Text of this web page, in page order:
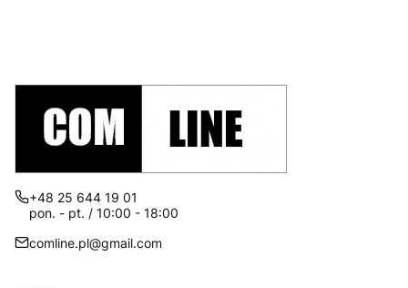
+48 25 644 19 01
pon. - pt. / 10:00 - 18:00
comline.pl@gmail.com